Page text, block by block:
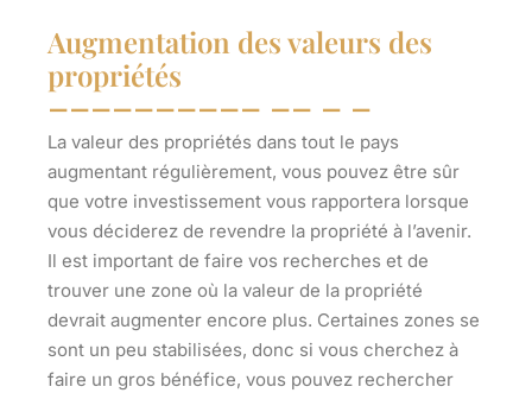
Augmentation des valeurs des
propriétés
La valeur des propriétés dans tout le pays
augmentant régulièrement, vous pouvez être sûr
que votre investissement vous rapportera lorsque
vous déciderez de revendre la propriété à l’avenir.
Il est important de faire vos recherches et de
trouver une zone où la valeur de la propriété
devrait augmenter encore plus. Certaines zones se
sont un peu stabilisées, donc si vous cherchez à
faire un gros bénéfice, vous pouvez rechercher